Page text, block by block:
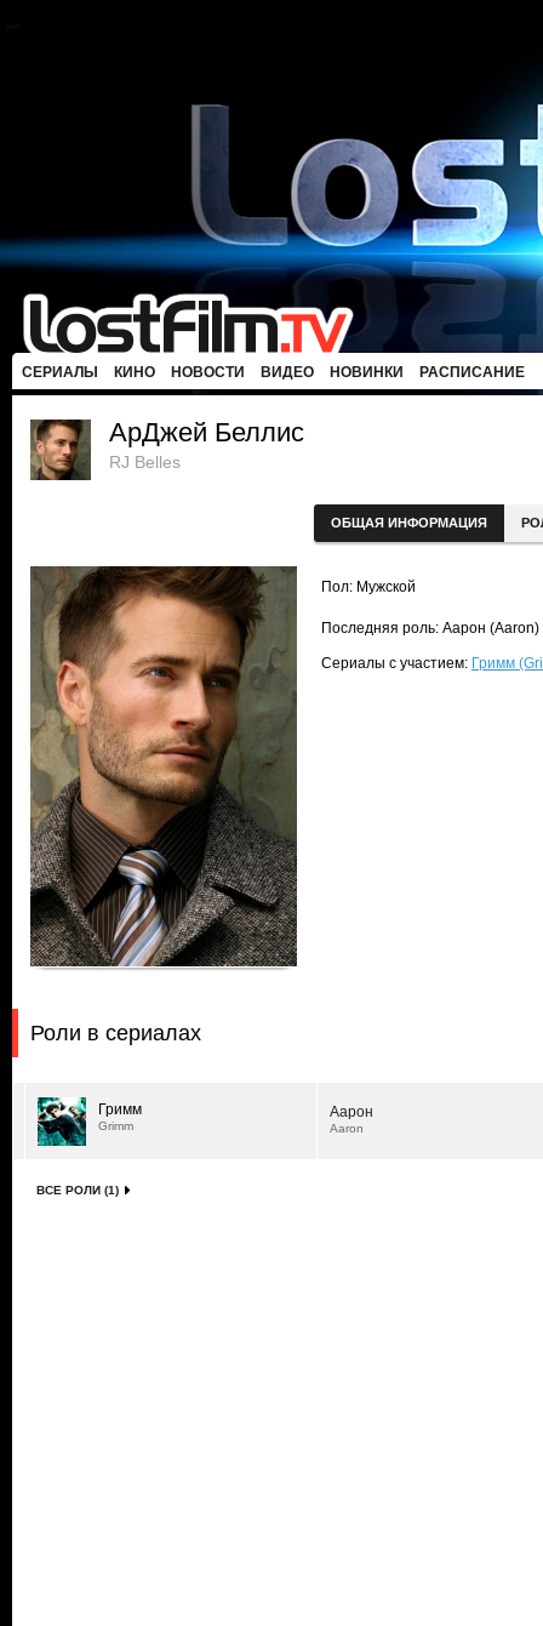
СЕРИАЛЫ КИНО НОВОСТИ ВИДЕО НОВИНКИ РАСПИСАНИЕ
АрДжей Беллис
RJ Belles
ОБЩАЯ ИНФОРМАЦИЯ
Пол: Мужской
Последняя роль: Аарон
Сериалы с участием: Гримм
Роли в сериалах
Гримм
Grimm
Аарон
Aaron
ВСЕ РОЛИ (1)